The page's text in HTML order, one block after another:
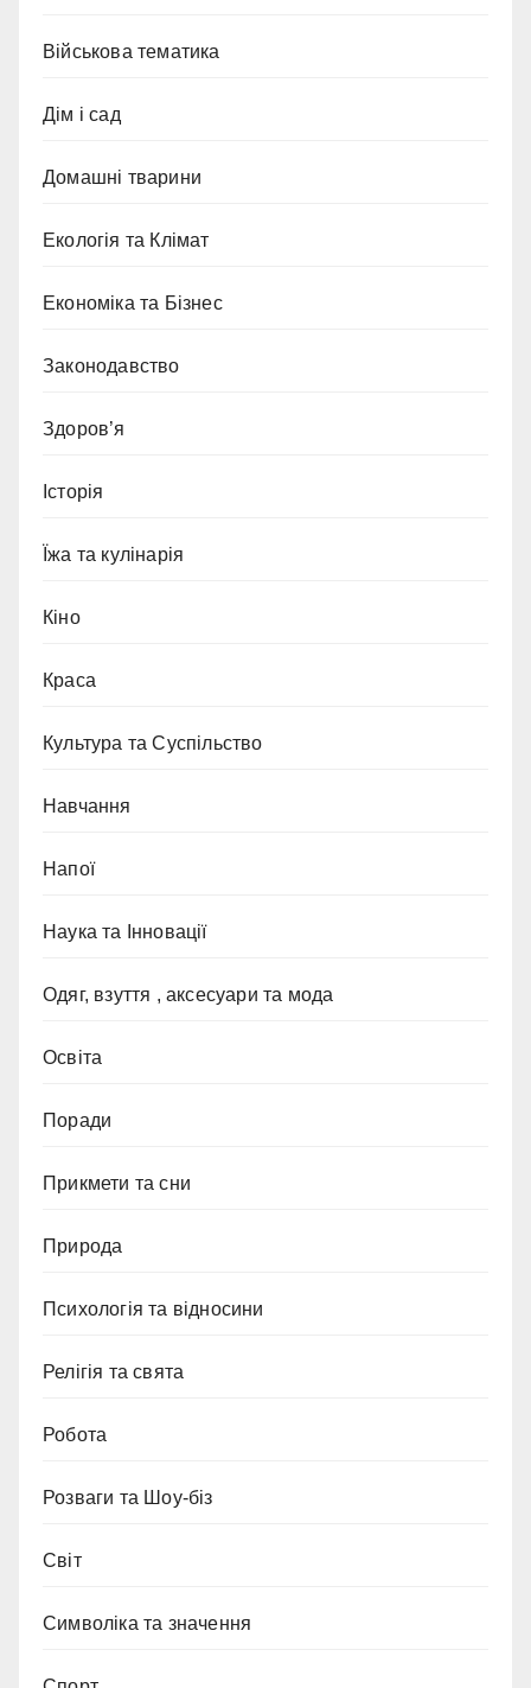
Військова тематика
Дім і сад
Домашні тварини
Екологія та Клімат
Економіка та Бізнес
Законодавство
Здоров’я
Історія
Їжа та кулінарія
Кіно
Краса
Культура та Суспільство
Навчання
Напої
Наука та Інновації
Одяг, взуття , аксесуари та мода
Освіта
Поради
Прикмети та сни
Природа
Психологія та відносини
Релігія та свята
Робота
Розваги та Шоу-біз
Світ
Символіка та значення